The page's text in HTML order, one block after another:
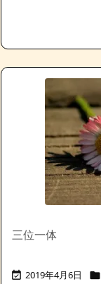
三位一体
 2019年4月6日 